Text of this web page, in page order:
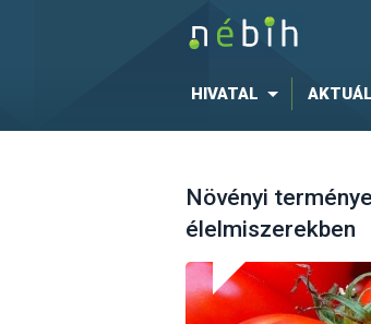
HIVATAL
Növényi
élelmiszerekben